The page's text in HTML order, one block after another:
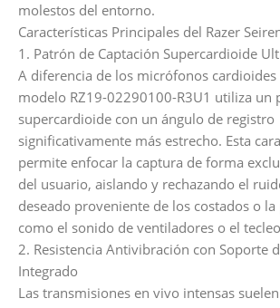
molestos del entorno.
Características Principales del Razer
1. Patrón de Captación Supercardioide
A diferencia de los micrófonos cardioides
modelo RZ19-02290100-R3U1 utiliza un
supercardioide con un ángulo de registro
significativamente más estrecho. Esta
permite enfocar la captura de forma
del usuario, aislando y rechazando el
deseado proveniente de los costados o
como el sonido de ventiladores o el
2. Resistencia Antivibración con Soporte
Integrado
Las transmisiones en vivo intensas